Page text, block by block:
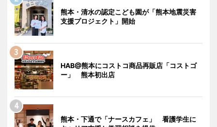
熊本・清水の認定こども園が「熊本地震災害
支援プロジェクト」開始
HAB@熊本にコストコ商品再販店「コストゴ
ー」 熊本初出店
熊本・下通で「ナースカフェ」 看護学生に